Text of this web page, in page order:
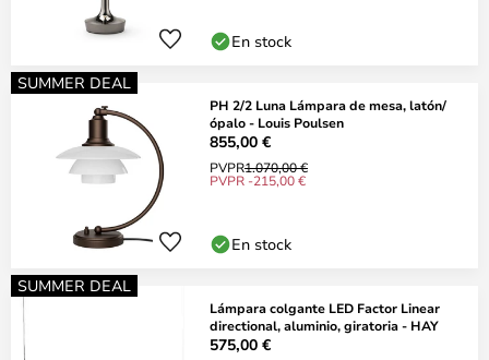
En stock
SUMMER DEAL
PH 2/2 Luna Lámpara de mesa, latón/
ópalo - Louis Poulsen
855,00 €
PVPR1.070,00 €
PVPR -215,00 €
En stock
SUMMER DEAL
Lámpara colgante LED Factor Linear
directional, aluminio, giratoria - HAY
575,00 €